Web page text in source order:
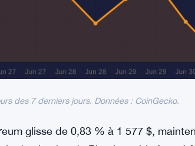
des 7 derniers jours. Données : CoinGecko.
glisse de 0,83 % à 1 577 $,